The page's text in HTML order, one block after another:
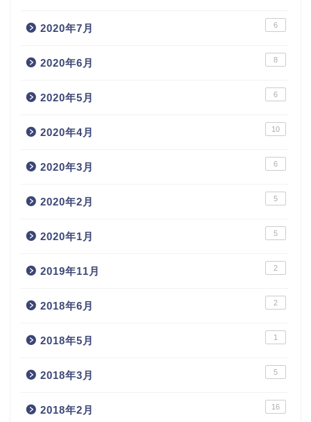
2020年7月 6
2020年6月 8
2020年5月 6
2020年4月 10
2020年3月 6
2020年2月 5
2020年1月 5
2019年11月 2
2018年6月 2
2018年5月 1
2018年3月 5
2018年2月 16